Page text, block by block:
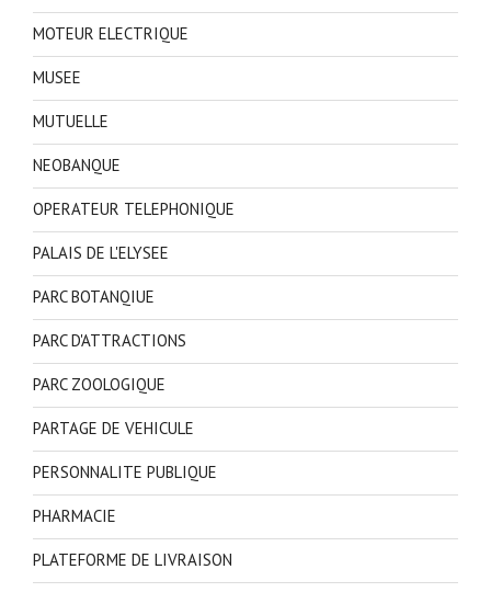
MOTEUR ELECTRIQUE
MUSEE
MUTUELLE
NEOBANQUE
OPERATEUR TELEPHONIQUE
PALAIS DE L'ELYSEE
PARC BOTANQIUE
PARC D'ATTRACTIONS
PARC ZOOLOGIQUE
PARTAGE DE VEHICULE
PERSONNALITE PUBLIQUE
PHARMACIE
PLATEFORME DE LIVRAISON